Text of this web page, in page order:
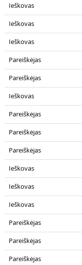
Ieškovas
Ieškovas
Ieškovas
Pareiškėjas
Pareiškėjas
Ieškovas
Pareiškėjas
Pareiškėjas
Pareiškėjas
Ieškovas
Ieškovas
Ieškovas
Pareiškėjas
Pareiškėjas
Pareiškėjas